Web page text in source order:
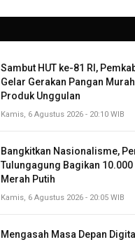
Sambut HUT ke-81 RI,
Gelar Gerakan Pangan
Produk Unggulan
Kamis, 6 Agustus 2026 - 20:10 WIB
Bangkitkan Nasionalisme,
Tulungagung Bagikan
Merah Putih
Kamis, 6 Agustus 2026 - 20:05 WIB
Mengasah Masa Depan